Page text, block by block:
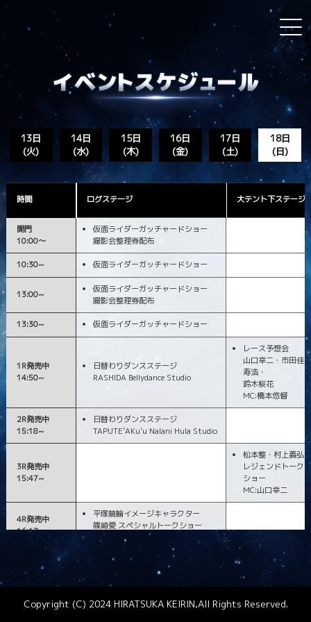
13日
(火)
14日
(水)
15日
(木)
16日
(金)
17日
(土)
18日
(日)
時間 ログステージ 大テント下ステージ
開門
10:00～
仮面ライダーガッチャードショー
撮影会整理券配布
10:30~ 仮面ライダーガッチャードショー
13:00~
仮面ライダーガッチャードショー
撮影会整理券配布
13:30~ 仮面ライダーガッチャードショー
1R発売中
14:50~
日替わりダンスステージ
RASHIDA Bellydance Studio
レース予想会
山口幸二・市田佳
寿浩・
鈴木桜花
MC:橋本悠督
2R発売中
15:18~
日替わりダンスステージ
TAPUTE’AKu'u Nalani Hula Studio
3R発売中
15:47~
松本整・村上義弘
レジェンドトーク
ショー
MC:山口幸二
4R発売中
16:17~
平塚競輪イメージキャラクター
篠崎愛 スペシャルトークショー
MC:鈴木桜花
5R発売中
16:47~
Copyright (C) 2024 HIRATSUKA KEIRIN,All Rights Reserved.